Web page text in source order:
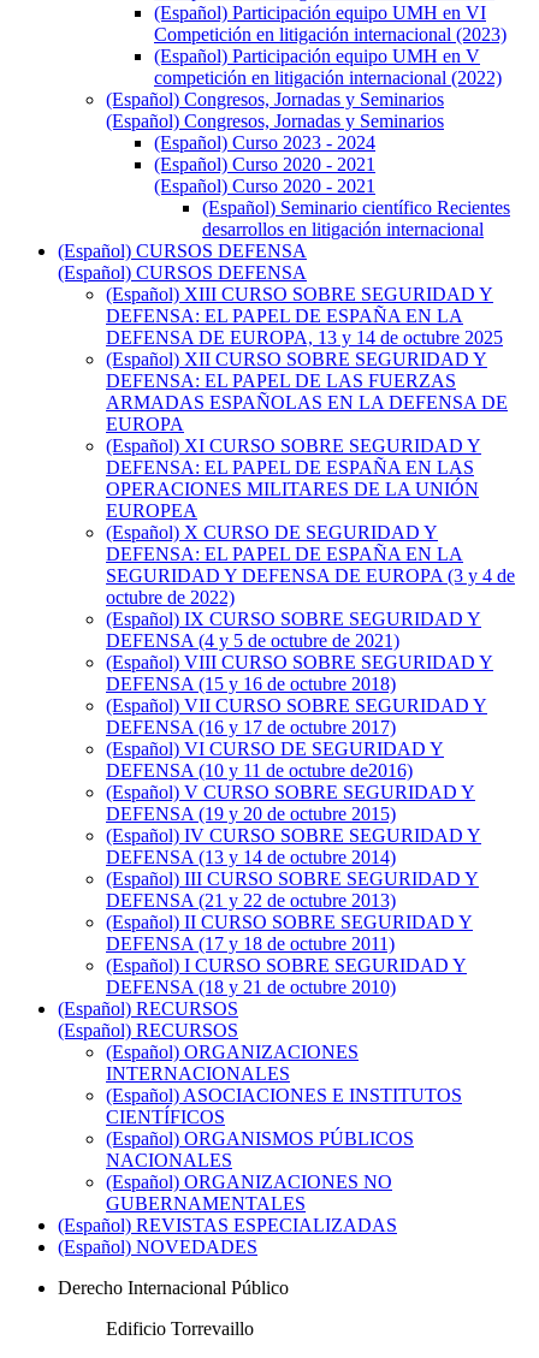
(Español) Participación equipo UMH en VI
Competición en litigación internacional (2023)
(Español) Participación equipo UMH en V
competición en litigación internacional (2022)
(Español) Congresos, Jornadas y Seminarios
(Español) Congresos, Jornadas y Seminarios
(Español) Curso 2023 - 2024
(Español) Curso 2020 - 2021
(Español) Curso 2020 - 2021
(Español) Seminario científico Recientes
desarrollos en litigación internacional
(Español) CURSOS DEFENSA
(Español) CURSOS DEFENSA
(Español) XIII CURSO SOBRE SEGURIDAD Y
DEFENSA: EL PAPEL DE ESPAÑA EN LA
DEFENSA DE EUROPA, 13 y 14 de octubre 2025
(Español) XII CURSO SOBRE SEGURIDAD Y
DEFENSA: EL PAPEL DE LAS FUERZAS
ARMADAS ESPAÑOLAS EN LA DEFENSA DE
EUROPA
(Español) XI CURSO SOBRE SEGURIDAD Y
DEFENSA: EL PAPEL DE ESPAÑA EN LAS
OPERACIONES MILITARES DE LA UNIÓN
EUROPEA
(Español) X CURSO DE SEGURIDAD Y
DEFENSA: EL PAPEL DE ESPAÑA EN LA
SEGURIDAD Y DEFENSA DE EUROPA (3 y 4 de
octubre de 2022)
(Español) IX CURSO SOBRE SEGURIDAD Y
DEFENSA (4 y 5 de octubre de 2021)
(Español) VIII CURSO SOBRE SEGURIDAD Y
DEFENSA (15 y 16 de octubre 2018)
(Español) VII CURSO SOBRE SEGURIDAD Y
DEFENSA (16 y 17 de octubre 2017)
(Español) VI CURSO DE SEGURIDAD Y
DEFENSA (10 y 11 de octubre de2016)
(Español) V CURSO SOBRE SEGURIDAD Y
DEFENSA (19 y 20 de octubre 2015)
(Español) IV CURSO SOBRE SEGURIDAD Y
DEFENSA (13 y 14 de octubre 2014)
(Español) III CURSO SOBRE SEGURIDAD Y
DEFENSA (21 y 22 de octubre 2013)
(Español) II CURSO SOBRE SEGURIDAD Y
DEFENSA (17 y 18 de octubre 2011)
(Español) I CURSO SOBRE SEGURIDAD Y
DEFENSA (18 y 21 de octubre 2010)
(Español) RECURSOS
(Español) RECURSOS
(Español) ORGANIZACIONES
INTERNACIONALES
(Español) ASOCIACIONES E INSTITUTOS
CIENTÍFICOS
(Español) ORGANISMOS PÚBLICOS
NACIONALES
(Español) ORGANIZACIONES NO
GUBERNAMENTALES
(Español) REVISTAS ESPECIALIZADAS
(Español) NOVEDADES
Derecho Internacional Público
Edificio Torrevaillo